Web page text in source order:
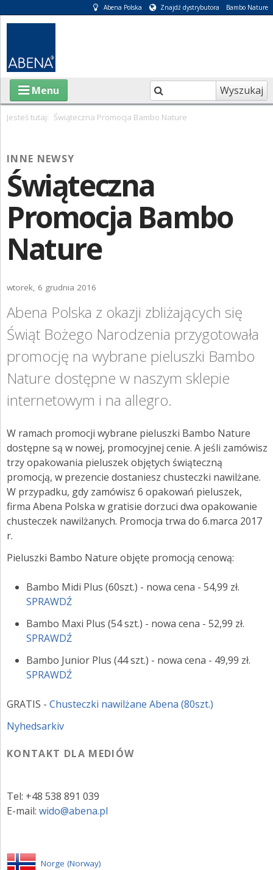
Abena Polska Znajdź dystrybutora Bambo Nature
Wyszukaj
Menu
KATALOGI
INFORMACJE
E-SKLEP
PIELĘGNACJA OSÓB CHORYCH
PIELĘGNACJA SKÓRY
STANOWISKA HIGIENICZNE
ROZWIĄZANIA BARIATRYCZNE
KONTAKT
ABENA POLSKA
ZNAJDŹ DYSTRYBUTORA
BAMBO NATURE
Jesteś tutaj: Świąteczna Promocja Bambo Nature
INNE NEWSY
Świąteczna
Promocja Bambo
Nature
wtorek, 6 grudnia 2016
Abena Polska z okazji zbliżających się
Świąt Bożego Narodzenia przygotowała
promocję na wybrane pieluszki Bambo
Nature dostępne w naszym sklepie
internetowym i na allegro.
W ramach promocji wybrane pieluszki Bambo Nature
dostępne są w nowej, promocyjnej cenie. A jeśli zamówisz
trzy opakowania pieluszek objętych świąteczną
promocją, w prezencie dostaniesz chusteczki nawilżane.
W przypadku, gdy zamówisz 6 opakowań pieluszek,
firma Abena Polska w gratisie dorzuci dwa opakowanie
chusteczek nawilżanych. Promocja trwa do 6.marca 2017
r.
Pieluszki Bambo Nature objęte promocją cenową:
Bambo Midi Plus (60szt.) - nowa cena - 54,99 zł.
SPRAWDŹ
Bambo Maxi Plus (54 szt.) - nowa cena - 52,99 zł.
SPRAWDŹ
Bambo Junior Plus (44 szt.) - nowa cena - 49,99 zł.
SPRAWDŹ
GRATIS - Chusteczki nawilżane Abena (80szt.)
Nyhedsarkiv
KONTAKT DLA MEDIÓW
Tel: +48 538 891 039
E-mail: wido@abena.pl
Norge (Norway)